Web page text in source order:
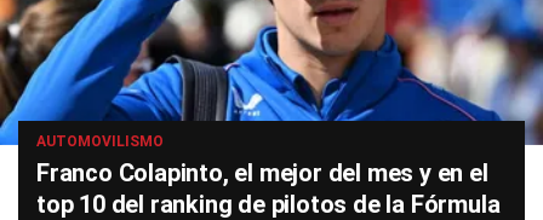
AUTOMOVILISMO
Franco Colapinto, el mejor del mes y en el
top 10 del ranking de pilotos de la Fórmula